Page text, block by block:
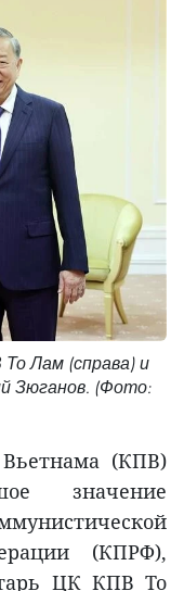
Лам (справа) и
Зюганов. (Фото:
(КПВ)
значение
(КПРФ),
ЦК КПВ То